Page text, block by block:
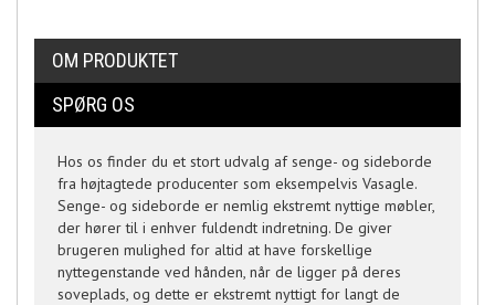
OM PRODUKTET
SPØRG OS
Hos os finder du et stort udvalg af senge- og sideborde
fra højtagtede producenter som eksempelvis Vasagle.
Senge- og sideborde er nemlig ekstremt nyttige møbler,
der hører til i enhver fuldendt indretning. De giver
brugeren mulighed for altid at have forskellige
nyttegenstande ved hånden, når de ligger på deres
soveplads, og dette er ekstremt nyttigt for langt de